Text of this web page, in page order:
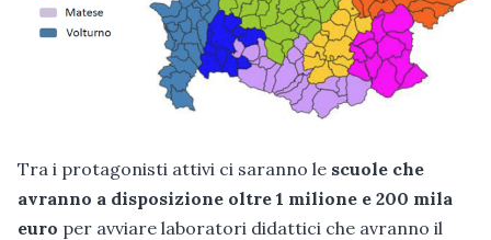
Tra i protagonisti attivi ci saranno le scuole che
avranno a disposizione oltre 1 milione e 200 mila
euro per avviare laboratori didattici che avranno il